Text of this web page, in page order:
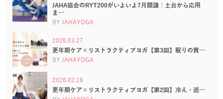
JAHA協会のRYT200がいよいよ7月開講｜土台から応用
ま…
BY JAHAYOGA
2026.03.27
更年期ケア×リストラクティブヨガ【第3回】眠りの質…
BY JAHAYOGA
2026.02.18
更年期ケア×リストラクティブヨガ【第2回】冷え・巡…